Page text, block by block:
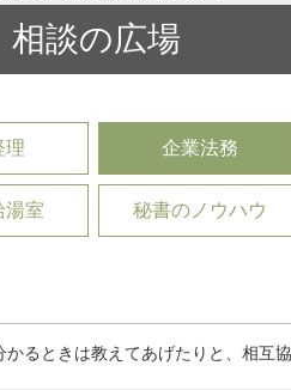
相談の広場
理 企業法務
湯室 秘書のノウハウ
るときは教えてあげたりと、相互